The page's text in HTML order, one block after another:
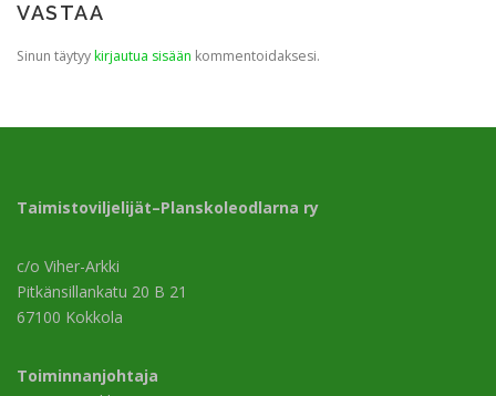
VASTAA
Sinun täytyykirjautua sisään kommentoidaksesi.
Taimistoviljelijät–Planskoleodlarna ry
c/o Viher-Arkki
Pitkänsillankatu 20 B 21
67100 Kokkola
Toiminnanjohtaja